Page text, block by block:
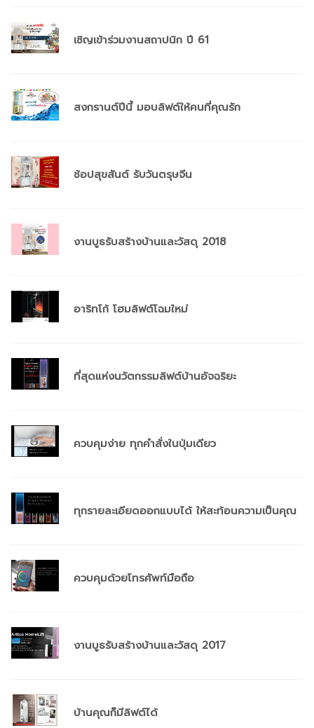
เชิญเข้าร่วมงานสถาปนิก ปี 61
สงกรานต์ปีนี้ มอบลิฟต์ให้คนที่คุณรัก
ช้อปสุขสันต์ รับวันตรุษจีน
งานบูธรับสร้างบ้านและวัสดุ 2018
อาริทโก้ โฮมลิฟต์โฉมใหม่
ที่สุดแห่งนวัตกรรมลิฟต์บ้านอัจฉริยะ
ควบคุมง่าย ทุกคำสั่งในปุ่มเดียว
ทุกรายละเอียดออกแบบได้ ให้สะท้อนความเป็นคุณ
ควบคุมด้วยโทรศัพท์มือถือ
งานบูธรับสร้างบ้านและวัสดุ 2017
บ้านคุณก็มีลิฟต์ได้